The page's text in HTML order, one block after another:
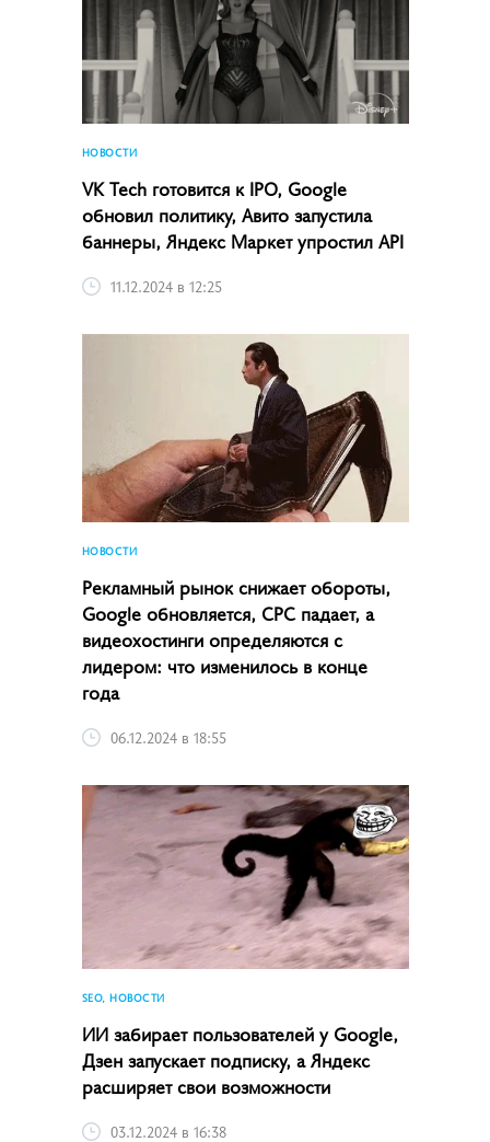
НОВОСТИ
VK Tech готовится к IPO, Google
обновил политику, Авито запустила
баннеры, Яндекс Маркет упростил API
11.12.2024 в 12:25
НОВОСТИ
Рекламный рынок снижает обороты,
Google обновляется, CPC падает, а
видеохостинги определяются с
лидером: что изменилось в конце
года
06.12.2024 в 18:55
SEO, НОВОСТИ
ИИ забирает пользователей у Google,
Дзен запускает подписку, а Яндекс
расширяет свои возможности
03.12.2024 в 16:38